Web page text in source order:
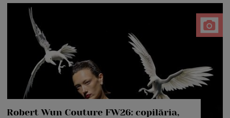
Robert Wun Couture FW26: copilăria,